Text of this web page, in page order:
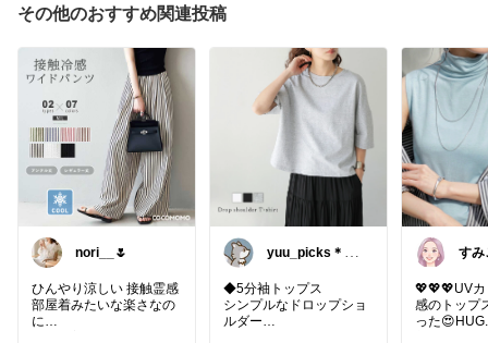
その他のおすすめ関連投稿
nori__🌷
ひんやり涼しい 接触霊感
部屋着みたいな楽さなの
に
yuu_picks＊選
◆5分袖トップス
シンプルなドロップショ
ルダー
すみ
ん🍧
💖💖💖UV
感のトップ
った